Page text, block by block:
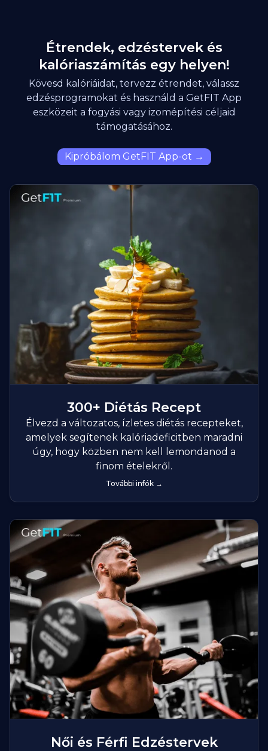
Étrendek, edzéstervek és
kalóriaszámítás egy helyen!
Kövesd kalóriáidat, tervezz étrendet, válassz
edzésprogramokat és használd a GetFIT App
eszközeit a fogyási vagy izomépítési céljaid
támogatásához.
Kipróbálom GetFIT App-ot →
300+ Diétás Recept
Élvezd a változatos, ízletes diétás recepteket,
amelyek segítenek kalóriadeficitben maradni
úgy, hogy közben nem kell lemondanod a
finom ételekről.
További infók →
Női és Férfi Edzéstervek